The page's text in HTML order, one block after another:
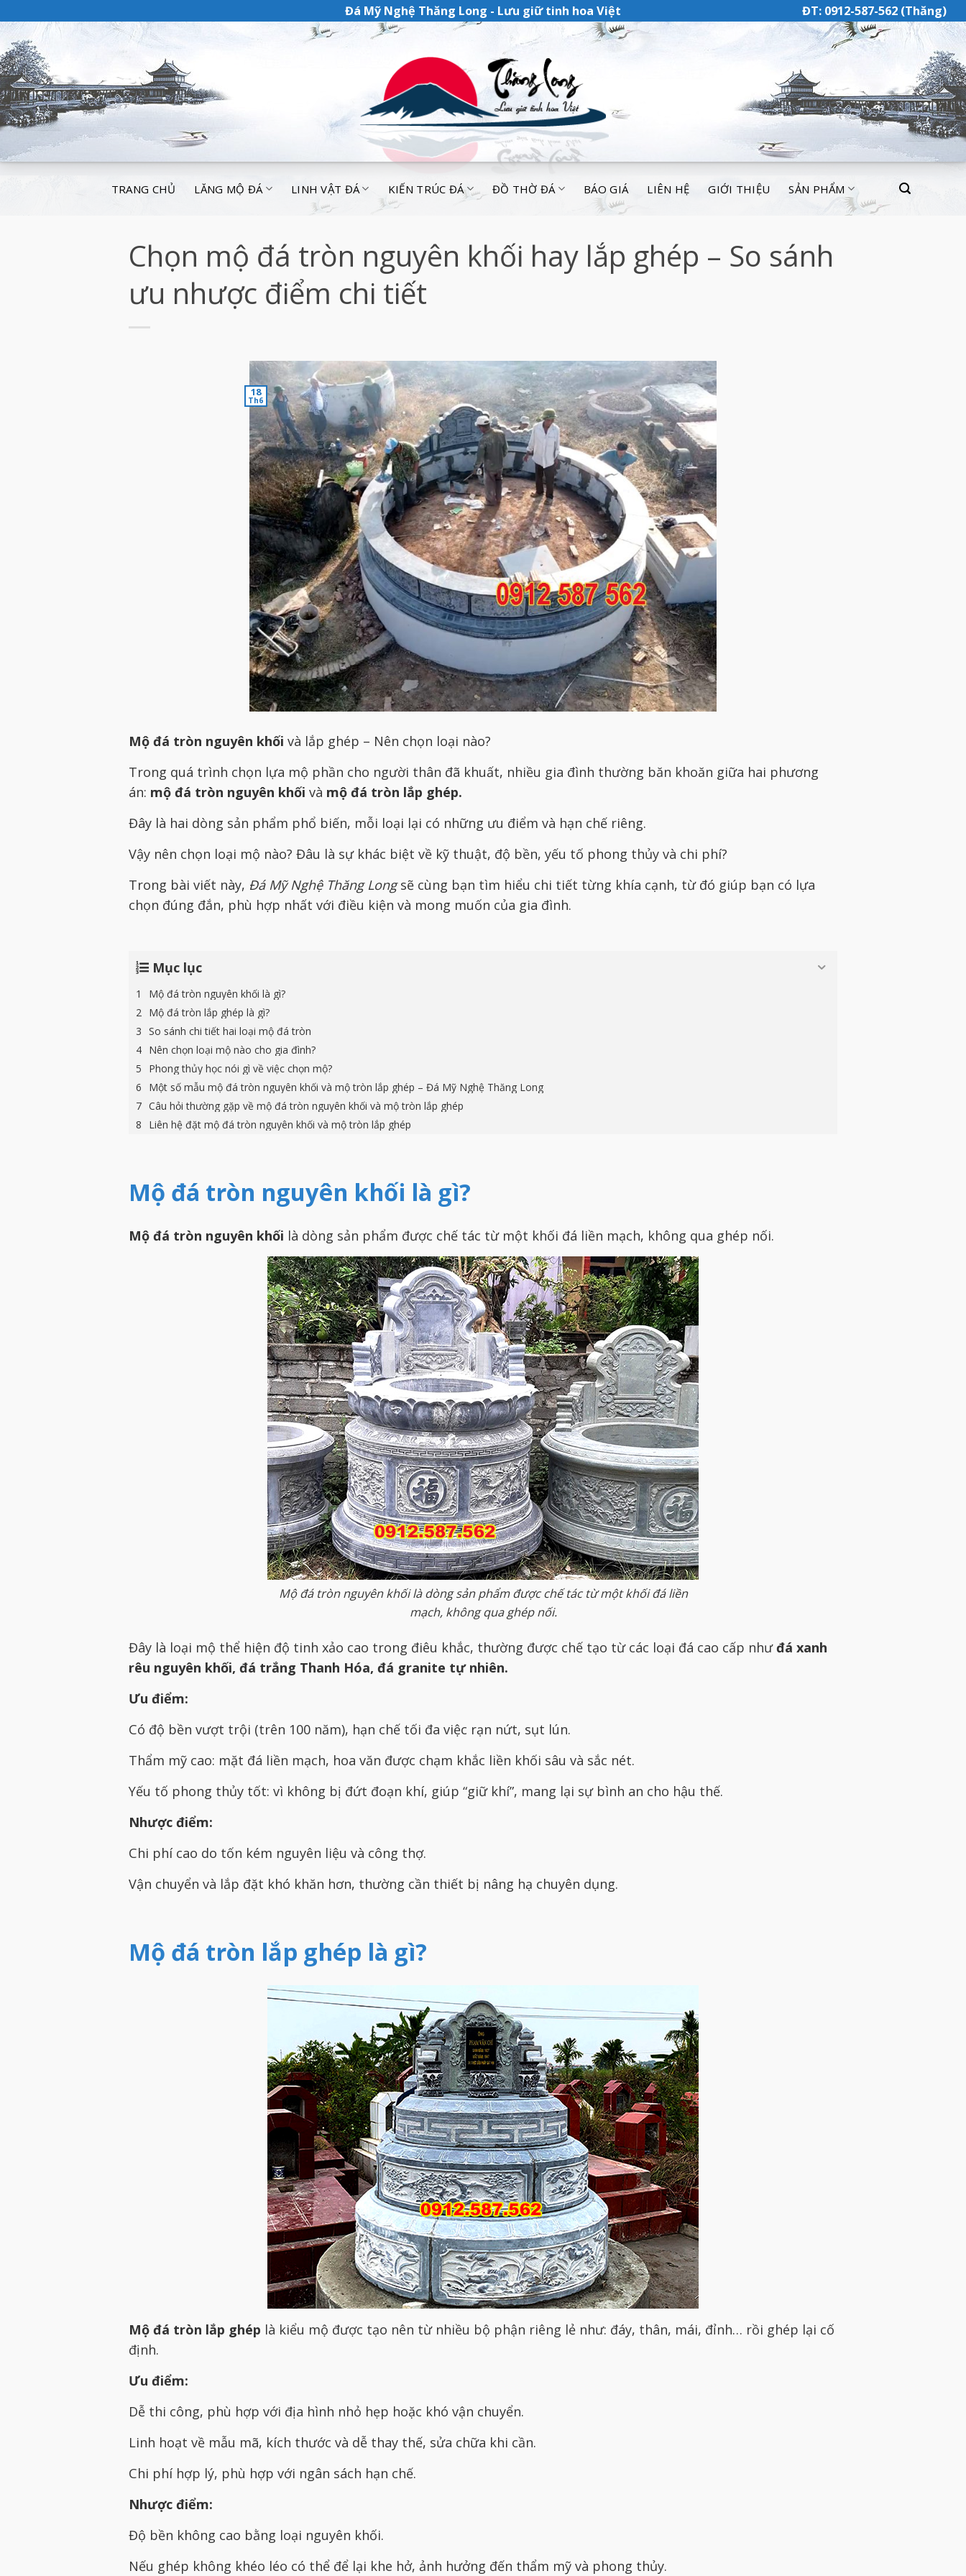
Đá Mỹ Nghệ Thăng Long - Lưu giữ tinh hoa Việt ĐT: 0912-587-562 (Thăng)
TRANG CHỦ LĂNG MỘ ĐÁ LINH VẬT ĐÁ KIẾN TRÚC ĐÁ ĐỒ THỜ ĐÁ BÁO GIÁ LIÊN HỆ GIỚI THIỆU SẢN PHẨM
Chọn mộ đá tròn nguyên khối hay lắp ghép – So sánh
ưu nhược điểm chi tiết
18
Th6
Mộ đá tròn nguyên khối và lắp ghép – Nên chọn loại nào?
Trong quá trình chọn lựa mộ phần cho người thân đã khuất, nhiều gia đình thường băn khoăn giữa hai phương
án: mộ đá tròn nguyên khối và mộ đá tròn lắp ghép.
Đây là hai dòng sản phẩm phổ biến, mỗi loại lại có những ưu điểm và hạn chế riêng.
Vậy nên chọn loại mộ nào? Đâu là sự khác biệt về kỹ thuật, độ bền, yếu tố phong thủy và chi phí?
Trong bài viết này, Đá Mỹ Nghệ Thăng Longsẽ cùng bạn tìm hiểu chi tiết từng khía cạnh, từ đó giúp bạn có lựa
chọn đúng đắn, phù hợp nhất với điều kiện và mong muốn của gia đình.
Mục lục
Mộ đá tròn nguyên khối là gì?
Mộ đá tròn lắp ghép là gì?
So sánh chi tiết hai loại mộ đá tròn
Nên chọn loại mộ nào cho gia đình?
Phong thủy học nói gì về việc chọn mộ?
Một số mẫu mộ đá tròn nguyên khối và mộ tròn lắp ghép – Đá Mỹ Nghệ Thăng Long
Câu hỏi thường gặp về mộ đá tròn nguyên khối và mộ tròn lắp ghép
Liên hệ đặt mộ đá tròn nguyên khối và mộ tròn lắp ghép
Mộ đá tròn nguyên khối là gì?
Mộ đá tròn nguyên khối là dòng sản phẩm được chế tác từ một khối đá liền mạch, không qua ghép nối.
Mộ đá tròn nguyên khối là dòng sản phẩm được chế tác từ một khối đá liền
mạch, không qua ghép nối.
Đây là loại mộ thể hiện độ tinh xảo cao trong điêu khắc, thường được chế tạo từ các loại đá cao cấp nhưđá xanh
rêu nguyên khối, đá trắng Thanh Hóa, đá granite tự nhiên.
Ưu điểm:
Có độ bền vượt trội (trên 100 năm), hạn chế tối đa việc rạn nứt, sụt lún.
Thẩm mỹ cao: mặt đá liền mạch, hoa văn được chạm khắc liền khối sâu và sắc nét.
Yếu tố phong thủy tốt: vì không bị đứt đoạn khí, giúp “giữ khí”, mang lại sự bình an cho hậu thế.
Nhược điểm:
Chi phí cao do tốn kém nguyên liệu và công thợ.
Vận chuyển và lắp đặt khó khăn hơn, thường cần thiết bị nâng hạ chuyên dụng.
Mộ đá tròn lắp ghép là gì?
Mộ đá tròn lắp ghép là kiểu mộ được tạo nên từ nhiều bộ phận riêng lẻ như: đáy, thân, mái, đỉnh… rồi ghép lại cố
định.
Ưu điểm:
Dễ thi công, phù hợp với địa hình nhỏ hẹp hoặc khó vận chuyển.
Linh hoạt về mẫu mã, kích thước và dễ thay thế, sửa chữa khi cần.
Chi phí hợp lý, phù hợp với ngân sách hạn chế.
Nhược điểm:
Độ bền không cao bằng loại nguyên khối.
Nếu ghép không khéo léo có thể để lại khe hở, ảnh hưởng đến thẩm mỹ và phong thủy.